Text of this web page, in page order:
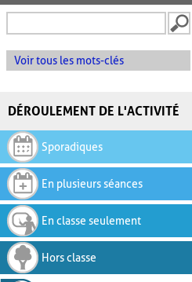
Voir tous les mots-clés
DÉROULEMENT DE L'ACTIVITÉ
Sporadiques
En plusieurs séances
En classe seulement
Hors classe